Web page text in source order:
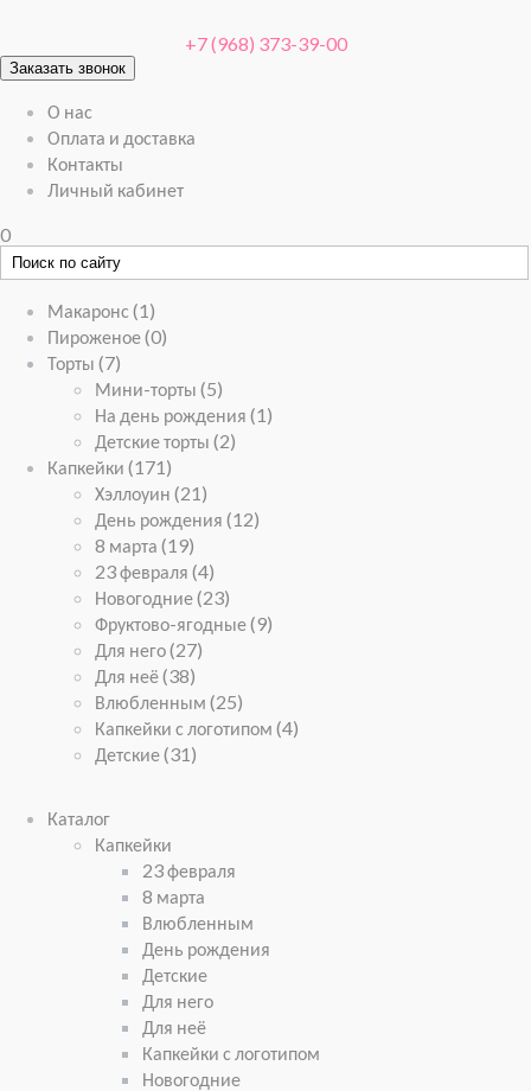
+7 (968) 373-39-00
Заказать звонок
О нас
Оплата и доставка
Контакты
Личный кабинет
0
Макаронс(1)
Пироженое(0)
Торты (7)
Мини-торты (5)
На день рождения (1)
Детские торты (2)
Капкейки (171)
Хэллоуин (21)
День рождения (12)
8 марта (19)
23 февраля (4)
Новогодние(23)
Фруктово-ягодные(9)
Для него(27)
Для неё(38)
Влюбленным (25)
Капкейки с логотипом (4)
Детские(31)
Каталог
Капкейки
23 февраля
8 марта
Влюбленным
День рождения
Детские
Для него
Для неё
Капкейки с логотипом
Новогодние